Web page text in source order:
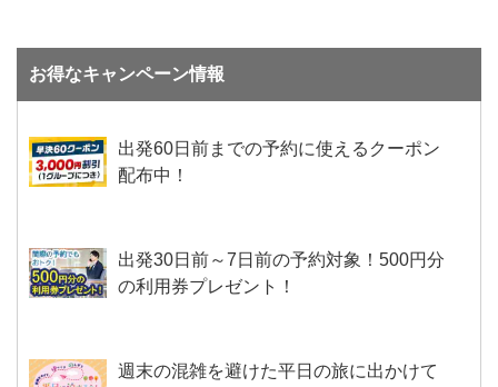
お得なキャンペーン情報
出発60日前までの予約に使えるクーポン
配布中！
出発30日前～7日前の予約対象！500円分
の利用券プレゼント！
週末の混雑を避けた平日の旅に出かけて